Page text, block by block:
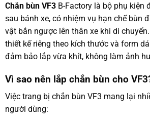
Chắn bùn VF3B-Factory là bộ phụ kiện
sau bánh xe, có nhiệm vụ hạn chế bùn
vật bắn ngược lên thân xe khi di
thiết kế riêng theo kích thước và form
đảm bảo lắp vừa khít, không làm ảnh
Vì sao nên lắp chắn bùn cho
Việc trang bị chắn bùn VF3 mang lại
người dùng: